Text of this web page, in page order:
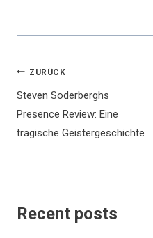
ZURÜCK
Steven Soderberghs
Presence Review: Eine
tragische Geistergeschichte
Recent posts